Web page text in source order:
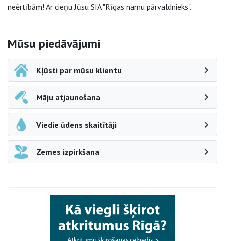
neērtībām! Ar cieņu Jūsu SIA "Rīgas namu pārvaldnieks".
Sāna navigācija
Mūsu piedāvājumi
Kļūsti par mūsu klientu
Māju atjaunošana
Viedie ūdens skaitītāji
Zemes izpirkšana